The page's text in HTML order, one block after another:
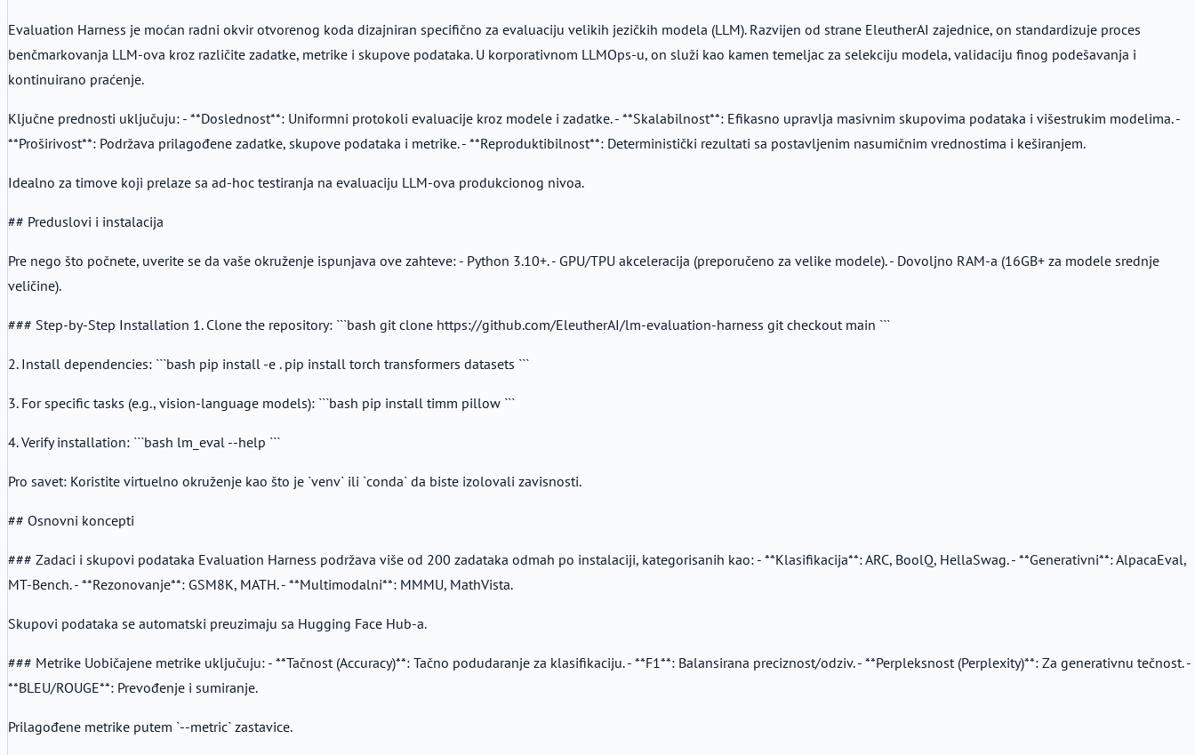
Evaluation Harness je moćan radni okvir otvorenog koda dizajniran specifično za evaluaciju velikih jezičkih modela (LLM). Razvijen od strane EleutherAI zajednice, on standardizuje proces
benčmarkovanja LLM-ova kroz različite zadatke, metrike i skupove podataka. U korporativnom LLMOps-u, on služi kao kamen temeljac za selekciju modela, validaciju finog podešavanja i
kontinuirano praćenje.
Ključne prednosti uključuju: - **Doslednost**: Uniformni protokoli evaluacije kroz modele i zadatke. - **Skalabilnost**: Efikasno upravlja masivnim skupovima podataka i višestrukim modelima. -
**Proširivost**: Podržava prilagođene zadatke, skupove podataka i metrike. - **Reproduktibilnost**: Deterministički rezultati sa postavljenim nasumičnim vrednostima i keširanjem.
Idealno za timove koji prelaze sa ad-hoc testiranja na evaluaciju LLM-ova produkcionog nivoa.
## Preduslovi i instalacija
Pre nego što počnete, uverite se da vaše okruženje ispunjava ove zahteve: - Python 3.10+. - GPU/TPU akceleracija (preporučeno za velike modele). - Dovoljno RAM-a (16GB+ za modele srednje
veličine).
### Step-by-Step Installation 1. Clone the repository: ```bash git clone https://github.com/EleutherAI/lm-evaluation-harness git checkout main ```
2. Install dependencies: ```bash pip install -e . pip install torch transformers datasets ```
3. For specific tasks (e.g., vision-language models): ```bash pip install timm pillow ```
4. Verify installation: ```bash lm_eval --help ```
Pro savet: Koristite virtuelno okruženje kao što je `venv` ili `conda` da biste izolovali zavisnosti.
## Osnovni koncepti
### Zadaci i skupovi podataka Evaluation Harness podržava više od 200 zadataka odmah po instalaciji, kategorisanih kao: - **Klasifikacija**: ARC, BoolQ, HellaSwag. - **Generativni**: AlpacaEval,
MT-Bench. - **Rezonovanje**: GSM8K, MATH. - **Multimodalni**: MMMU, MathVista.
Skupovi podataka se automatski preuzimaju sa Hugging Face Hub-a.
### Metrike Uobičajene metrike uključuju: - **Tačnost (Accuracy)**: Tačno podudaranje za klasifikaciju. - **F1**: Balansirana preciznost/odziv. - **Perpleksnost (Perplexity)**: Za generativnu tečnost. -
**BLEU/ROUGE**: Prevođenje i sumiranje.
Prilagođene metrike putem `--metric` zastavice.